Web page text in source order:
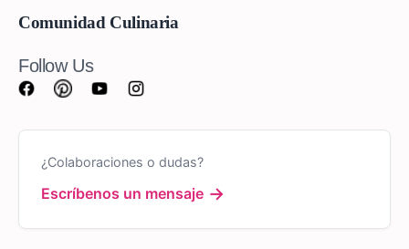
Comunidad Culinaria
Follow Us
¿Colaboraciones o dudas?
Escríbenos un mensaje →